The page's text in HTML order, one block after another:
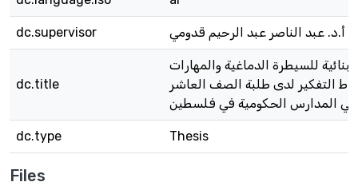
dc.supervisor أ.د. عبد الناصر عبد الرحيم قدومي
dc.title
للسيطرة الدماغية والمهارات
التفكير لدى طلبة الصف العاشر
في المدارس الحكومية في فلسطين
dc.type Thesis
Files